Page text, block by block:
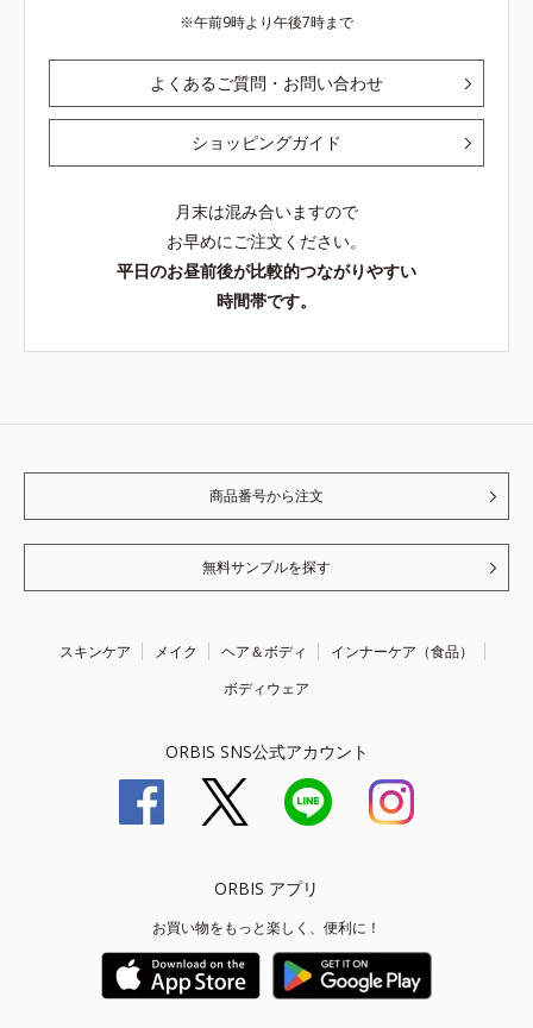
午前9時より午後7時まで
よくあるご質問・お問い合わせ
ショッピングガイド
月末は混み合いますので
お早めにご注文ください。
平日のお昼前後が比較的つながりやすい
時間帯です。
商品番号から注文
無料サンプルを探す
スキンケア メイク ヘア＆ボディ
インナーケア（食品）
ボディウェア
ORBIS SNS公式アカウント
ORBIS アプリ
お買い物をもっと楽しく、便利に！